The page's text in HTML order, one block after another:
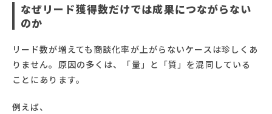
なぜリード獲得数だけでは成果につながらない
のか
リード数が増えても商談化率が上がらないケースは珍しくあ
りません。原因の多くは、「量」と「質」を混同している
ことにあります。
例えば、